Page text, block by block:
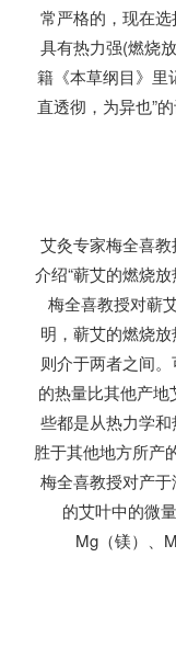
常严格的，现在
具有热力强(燃烧
籍《本草纲目》里
直透彻，为异也”
艾灸专家梅全喜
介绍“蕲艾的燃烧放
梅全喜教授对蕲
明，蕲艾的燃烧
则介于两者之间
的热量比其他产
些都是从热力学
胜于其他地方所产
梅全喜教授对产
的艾叶中的微
Mg（镁）、